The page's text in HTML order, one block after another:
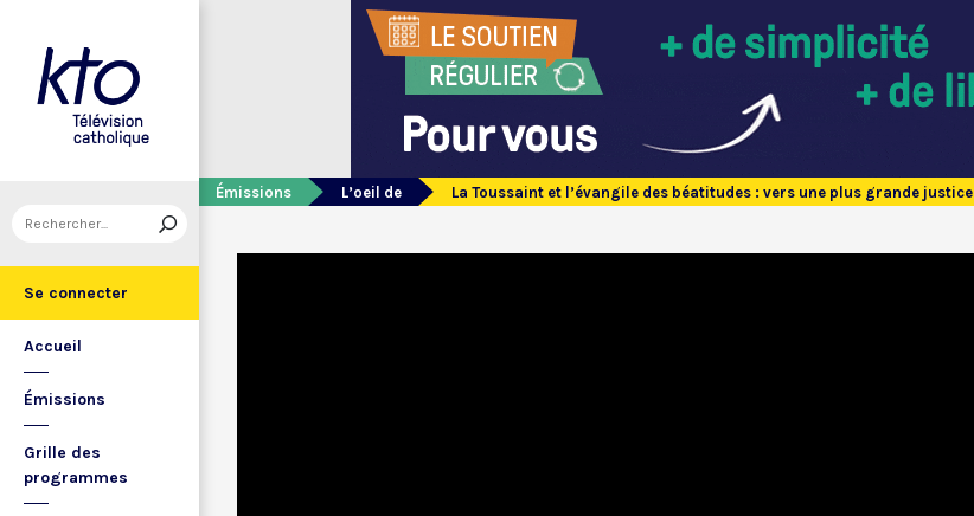
Se connecter
Accueil
Émissions
Grille des
programmes
Émissions L’oeil de La Toussaint et l’évangile des béatitudes : vers une plus grande justice